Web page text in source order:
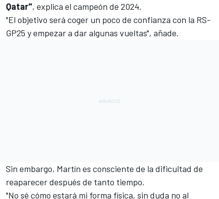
Qatar", explica el campeón de 2024.
"El objetivo será coger un poco de confianza con la RS-
GP25 y empezar a dar algunas vueltas", añade.
Sin embargo, Martín es consciente de la dificultad de
reaparecer después de tanto tiempo.
"No sé cómo estará mi forma física, sin duda no al